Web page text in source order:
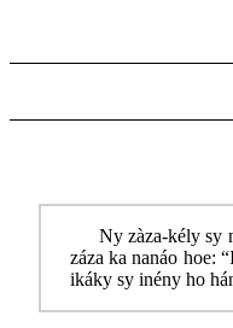
Ny zàza-kély sy
záza ka nanáo hoe:
ikáky sy inény ho